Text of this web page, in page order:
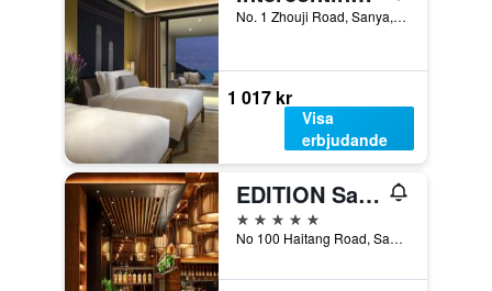
No. 1 Zhouji Road, Sanya, Kina
1 017 kr
Visa
erbjudande
EDITION Sanya
5 stjärnor
No 100 Haitang Road, Sanya, Kina